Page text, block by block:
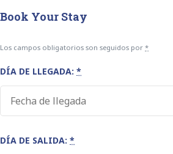
Book Your Stay
Los campos obligatorios son seguidos por *
DÍA DE LLEGADA: *
DÍA DE SALIDA: *